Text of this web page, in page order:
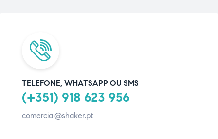
TELEFONE, WHATSAPP OU SMS
(+351) 918 623 956
comercial@shaker.pt